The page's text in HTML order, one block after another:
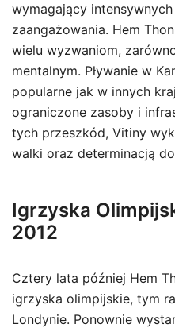
wymagający
zaangażowania. Hem
wielu wyzwaniom,
mentalnym. Pływanie w
popularne jak w innych
ograniczone zasoby i
tych przeszkód, Vitiny
walki oraz determinacją
Igrzyska
2012
Cztery lata później Hem
igrzyska olimpijskie, tym
Londynie. Ponownie